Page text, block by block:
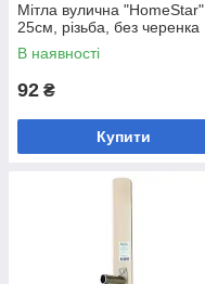
Мітла вулична "HomeStar"
25см, різьба, без черенка
В наявності
92 ₴
Купити